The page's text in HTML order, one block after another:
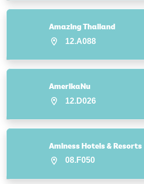
Amazing Thailand
12.A088
AmerikaNu
12.D026
Aminess Hotels & Resorts
08.F050